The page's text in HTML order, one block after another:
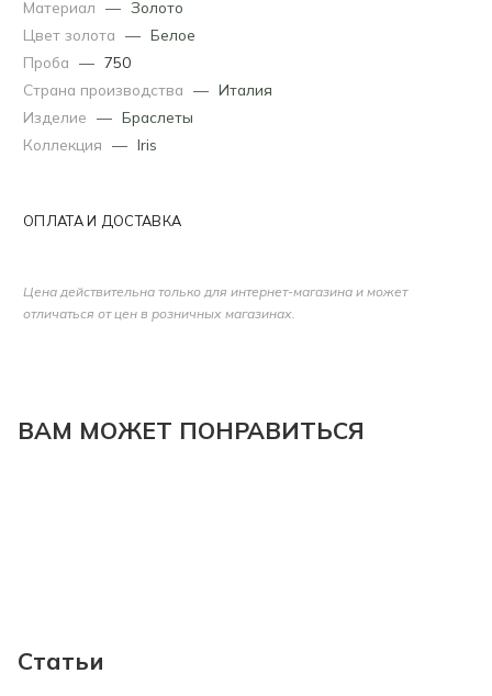
Материал — Золото
Цвет золота — Белое
Проба — 750
Страна производства — Италия
Изделие — Браслеты
Коллекция — Iris
ОПЛАТА И ДОСТАВКА
Цена действительна только для интернет-магазина и может
отличаться от цен в розничных магазинах.
ВАМ МОЖЕТ ПОНРАВИТЬСЯ
Статьи